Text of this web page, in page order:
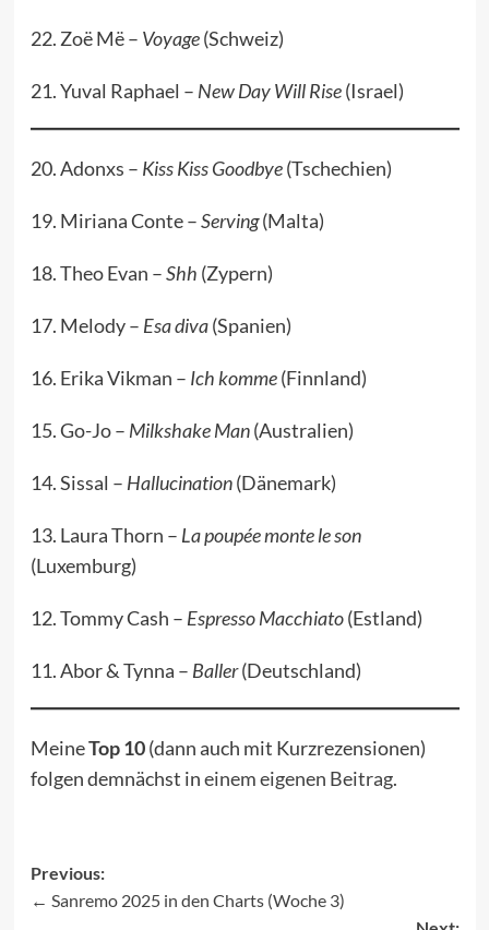
22. Zoë Më – Voyage(Schweiz)
21. Yuval Raphael – New Day Will Rise(Israel)
20. Adonxs – Kiss Kiss Goodbye(Tschechien)
19. Miriana Conte –Serving(Malta)
18. Theo Evan –Shh (Zypern)
17. Melody – Esa diva(Spanien)
16. Erika Vikman – Ich komme(Finnland)
15. Go-Jo – Milkshake Man(Australien)
14. Sissal – Hallucination(Dänemark)
13. Laura Thorn – La poupée monte le son
(Luxemburg)
12. Tommy Cash – Espresso Macchiato(Estland)
11. Abor & Tynna – Baller(Deutschland)
MeineTop 10(dann auch mit Kurzrezensionen)
folgen demnächst ineinem eigenen Beitrag.
Post
Previous:
Sanremo 2025 in den Charts (Woche 3)